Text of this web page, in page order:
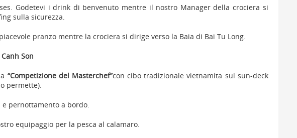
Godetevi i drink di benvenuto mentre il nostro Manager della crociera si
sulla sicurezza.
pranzo mentre la crociera si dirige verso la Baia di Bai Tu Long.
Son
“Competizione del Masterchef”con cibo tradizionale vietnamita sul sun-deck
permette).
pernottamento a bordo.
equipaggio per la pesca al calamaro.